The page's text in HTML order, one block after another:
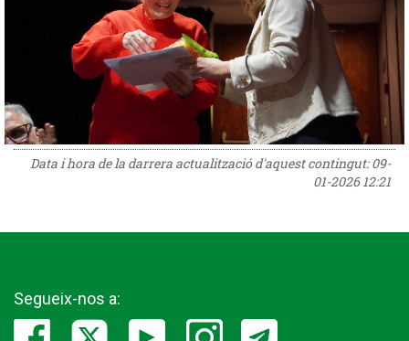
Data i hora de la darrera actualització d'aquest contingut:09-
01-2026 12:21
Segueix-nos a: